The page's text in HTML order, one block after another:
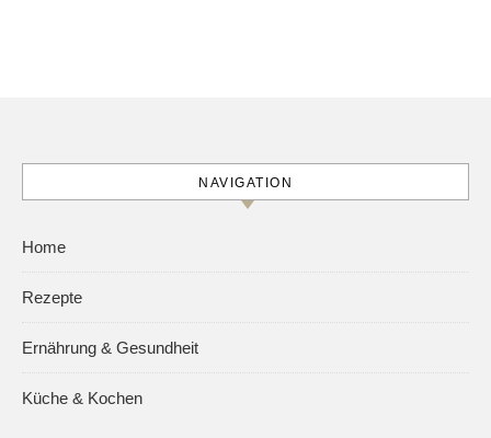
NAVIGATION
Home
Rezepte
Ernährung & Gesundheit
Küche & Kochen